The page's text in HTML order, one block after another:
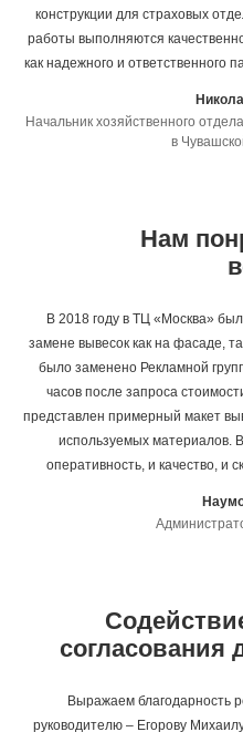
конструкции для страховых
работы выполняются
как надежного и ответственного
Начальник хозяйственного
в
Нам
В 2018 году в ТЦ «Москва»
замене вывесок как на фасаде,
было заменено Рекламной
часов после запроса
представлен примерный макет
используемых материалов.
оперативность, и качество, и
согласования
Выражаем благодарность
руководителю – Егорову